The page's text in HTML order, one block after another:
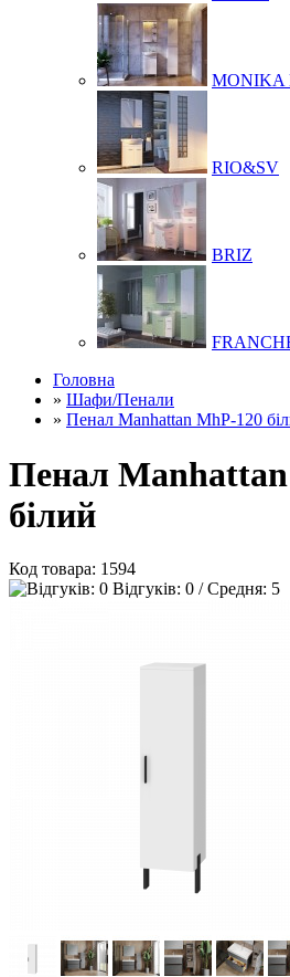
MONIKA
RIO&SV
BRIZ
Головна
» Шафи/Пенали
» Пенал Manhattan MhP-120
Пенал
білий
Код товара: 1594
Відгуків: 0 / Средня: 5